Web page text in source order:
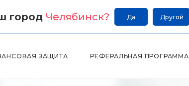
город Челябинск? Да Другой
ЗАЩИТА РЕФЕРАЛЬНАЯ ПРОГРАММА